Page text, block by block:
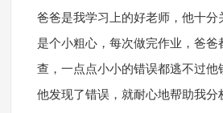
爸爸是我学习上的好老师，他十分
是个小粗心，每次做完作业，爸爸
查，一点点小小的错误都逃不过他
他发现了错误，就耐心地帮助我分